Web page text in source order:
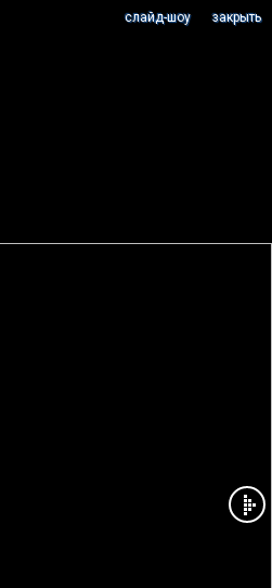
закрыть
cлайд-шоу